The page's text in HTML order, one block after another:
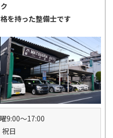
を持った整備士です
9:00～17:00
日